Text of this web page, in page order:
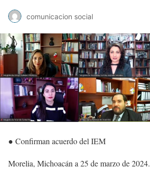
comunicacion social
● Confirman acuerdo del IEM
Morelia, Michoacán a 25 de marzo de